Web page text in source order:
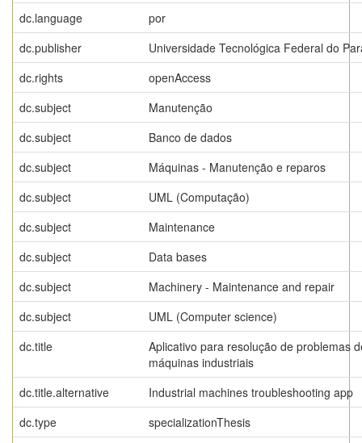
dc.language
por
dc.publisher
Universidade Tecnológica Federal do
dc.rights
openAccess
dc.subject
Manutenção
dc.subject
Banco de dados
dc.subject
Máquinas - Manutenção e reparos
dc.subject
UML (Computação)
dc.subject
Maintenance
dc.subject
Data bases
dc.subject
Machinery - Maintenance and repair
dc.subject
UML (Computer science)
dc.title
Aplicativo para resolução de problemas
máquinas industriais
dc.title.alternative
Industrial machines troubleshooting app
dc.type
specializationThesis